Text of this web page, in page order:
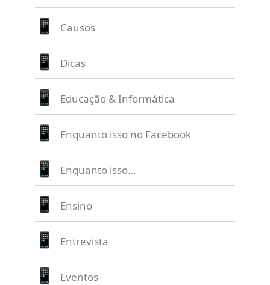
Causos
Dicas
Educação & Informática
Enquanto isso no Facebook
Enquanto isso…
Ensino
Entrevista
Eventos